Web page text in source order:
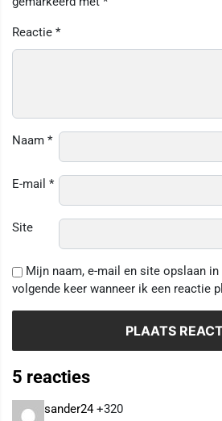
Reactie *
Naam *
E-mail *
Site
Mijn naam, e-mail en site opslaan
volgende keer wanneer ik een reactie
5 reacties
sander24+320